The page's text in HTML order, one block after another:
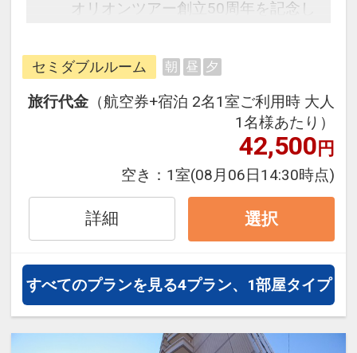
オリオンツアー創立50周年を記念し
往復の航空券と宿泊がセットになっ
たスタンダードの＜食事なし＞プラ
ンです。
フライトと宿泊を自由に組み合わせ
できるダイナミックパッケージだか
ら、一都市滞在はもちろん周遊旅行
にも最適！
旅行期間中の1泊だけの宿泊や延
泊・飛び泊なども自由自在です。
JALマイレージ会員の方にはフライ
トマイルが50%貯まります。
セミダブルルーム 朝 昼 夕
旅行代金 （航空券+宿泊 2名1室ご利用時 大人
1名様あたり）
42,500円
空き： 1室(08月06日14:30時点)
詳細 選択
すべてのプランを見る4プラン、1部屋タイプ